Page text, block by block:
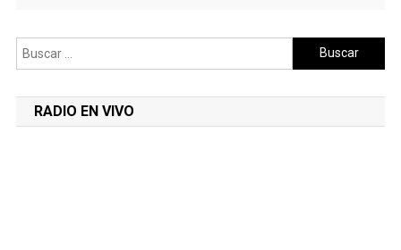
Buscar:
RADIO EN VIVO